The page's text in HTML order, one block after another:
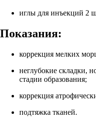
иглы для инъекций 2
Показания:
коррекция мелких
неглубокие складки,
стадии образования;
коррекция
подтяжка тканей.